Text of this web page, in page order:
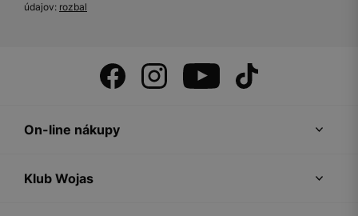
údajov: rozbal
On-line nákupy
Klub Wojas